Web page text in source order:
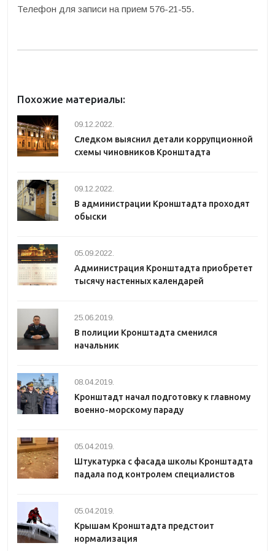
Телефон для записи на прием 576-21-55.
Похожие материалы:
09.12.2022.
Следком выяснил детали коррупционной
схемы чиновников Кронштадта
09.12.2022.
В администрации Кронштадта проходят
обыски
05.09.2022.
Администрация Кронштадта приобретет
тысячу настенных календарей
25.06.2019.
В полиции Кронштадта сменился
начальник
08.04.2019.
Кронштадт начал подготовку к главному
военно-морскому параду
05.04.2019.
Штукатурка с фасада школы Кронштадта
падала под контролем специалистов
05.04.2019.
Крышам Кронштадта предстоит
нормализация